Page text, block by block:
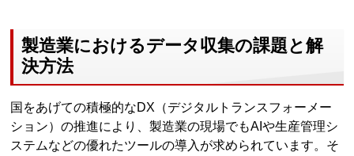
製造業におけるデータ収集の課題と解
決方法
国をあげての積極的なDX（デジタルトランスフォーメー
ション）の推進により、製造業の現場でもAIや生産管理シ
ステムなどの優れたツールの導入が求められています。そ